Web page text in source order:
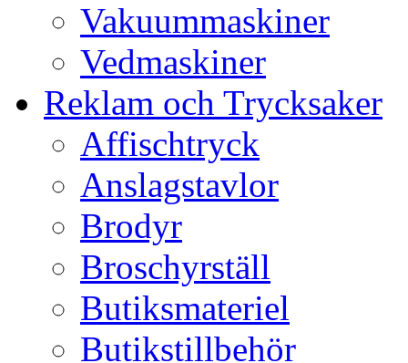
Vakuummaskiner
Vedmaskiner
Reklam och Trycksaker
Affischtryck
Anslagstavlor
Brodyr
Broschyrställ
Butiksmateriel
Butikstillbehör